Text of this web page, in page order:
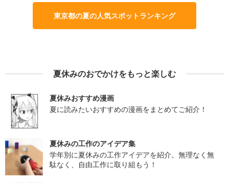
東京都の夏の人気スポットランキング
夏休みのおでかけをもっと楽しむ
夏休みおすすめ漫画
夏に読みたいおすすめの漫画をまとめてご紹介！
夏休みの工作のアイデア集
学年別に夏休みの工作アイデアを紹介。無理なく無
駄なく、自由工作に取り組もう！